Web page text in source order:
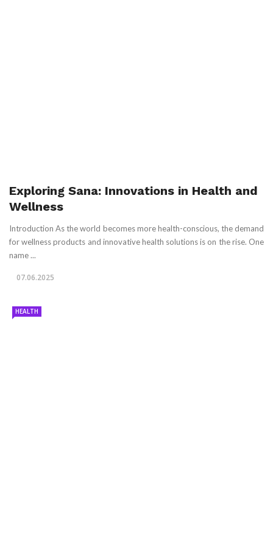
Exploring Sana: Innovations in Health and
Wellness
Introduction As the world becomes more health-conscious, the demand
for wellness products and innovative health solutions is on the rise. One
name ...
07.06.2025
HEALTH